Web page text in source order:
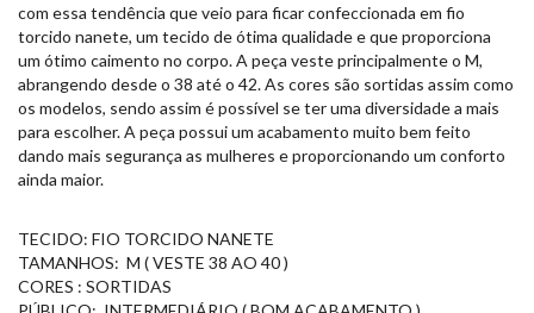
com essa tendência que veio para ficar confeccionada em fio
torcido nanete, um tecido de ótima qualidade e que proporciona
um ótimo caimento no corpo. A peça veste principalmente o M,
abrangendo desde o 38 até o 42. As cores são sortidas assim como
os modelos, sendo assim é possível se ter uma diversidade a mais
para escolher. A peça possui um acabamento muito bem feito
dando mais segurança as mulheres e proporcionando um conforto
ainda maior.
TECIDO: FIO TORCIDO NANETE
TAMANHOS: M ( VESTE 38 AO 40 )
CORES : SORTIDAS